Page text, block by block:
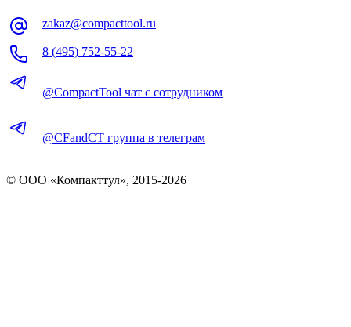
zakaz@compacttool.ru
8 (495) 752-55-22
@CompactTool чат с сотрудником
@CFandCT группа в телеграм
© OOO «Компакттул», 2015-2026